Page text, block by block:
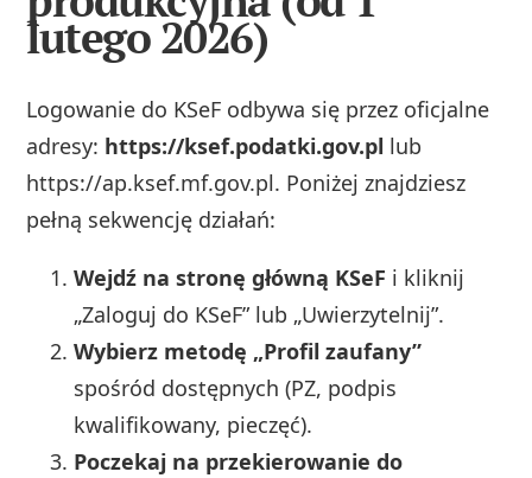
lutego 2026)
Logowanie do KSeF odbywa się przez oficjalne
adresy: https://ksef.podatki.gov.pl lub
https://ap.ksef.mf.gov.pl. Poniżej znajdziesz
pełną sekwencję działań:
Wejdź na stronę główną KSeF i kliknij
„Zaloguj do KSeF” lub „Uwierzytelnij”.
Wybierz metodę „Profil zaufany”
spośród dostępnych (PZ, podpis
kwalifikowany, pieczęć).
Poczekaj na przekierowanie do